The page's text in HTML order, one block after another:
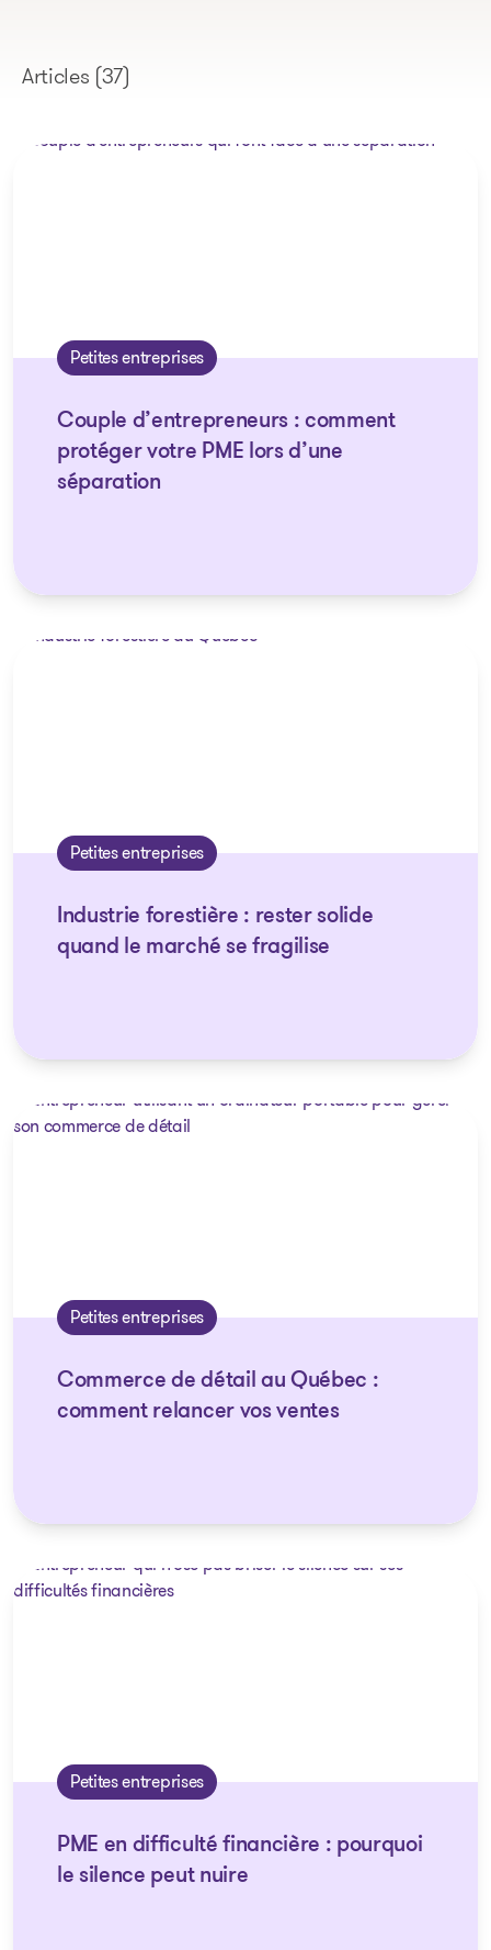
Articles (37)
Petites entreprises
Couple d’entrepreneurs : comment
protéger votre PME lors d’une
séparation
Petites entreprises
Industrie forestière : rester solide
quand le marché se fragilise
Petites entreprises
Commerce de détail au Québec :
comment relancer vos ventes
Petites entreprises
PME en difficulté financière : pourquoi
le silence peut nuire